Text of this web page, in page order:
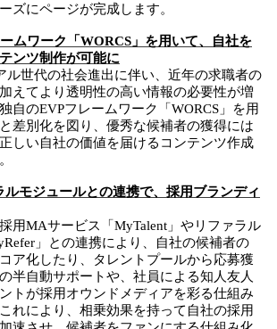
ズにページが完成します。
ムワーク「WORCS」を用いて、自社を
ンツ制作が可能に
世代の社会進出に伴い、近年の求職者の
えてより透明性の高い情報の必要性が増
自のEVPフレームワーク「WORCS」を用
差別化を図り、優秀な候補者の獲得には
しい自社の価値を届けるコンテンツ作成
モジュールとの連携で、採用ブランディ
用MAサービス「MyTalent」やリファラル
」との連携により、自社の候補者の
ア化したり、タレントプールから応募獲
半自動サポートや、社員による知人友人
トが採用オウンドメディアを彩る仕組み
れにより、相乗効果を持って自社の採用